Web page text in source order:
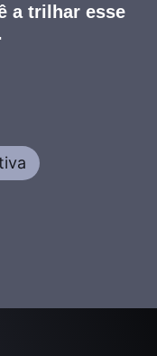
a trilhar esse